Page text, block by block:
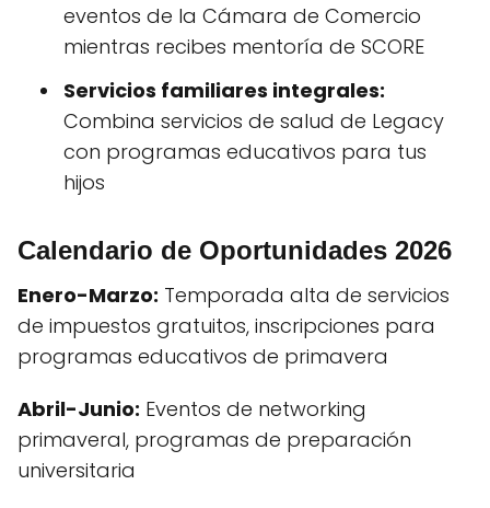
eventos de la Cámara de Comercio
mientras recibes mentoría de SCORE
Servicios familiares integrales:
Combina servicios de salud de Legacy
con programas educativos para tus
hijos
Calendario de Oportunidades 2026
Enero-Marzo: Temporada alta de servicios
de impuestos gratuitos, inscripciones para
programas educativos de primavera
Abril-Junio: Eventos de networking
primaveral, programas de preparación
universitaria